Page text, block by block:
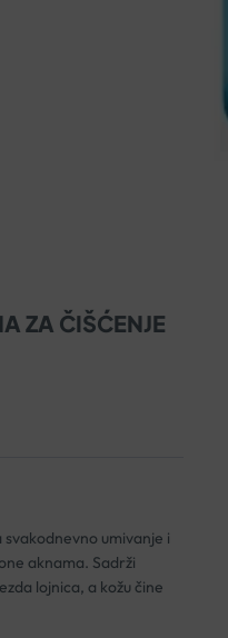
ZA ČIŠĆENJE
umivanje i
aknama. Sadrži
lojnica, a kožu čine